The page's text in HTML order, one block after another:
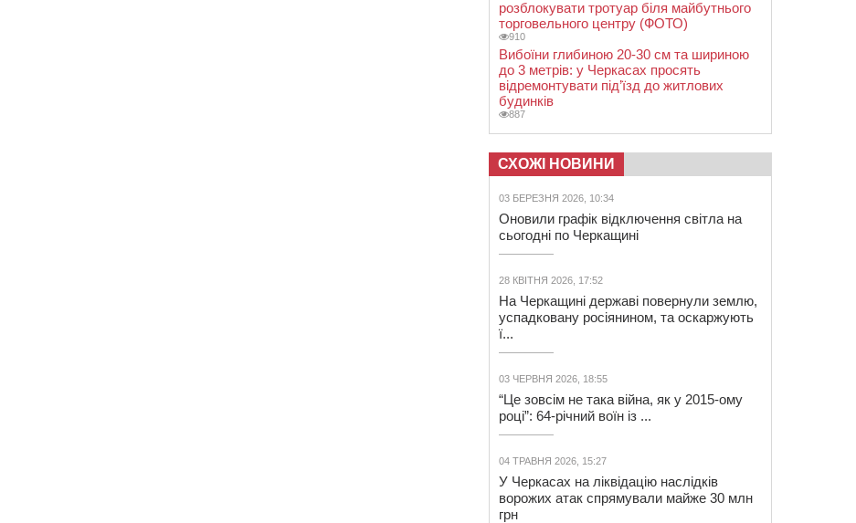
розблокувати тротуар біля майбутнього
торговельного центру (ФОТО)
910
Вибоїни глибиною 20-30 см та шириною
до 3 метрів: у Черкасах просять
відремонтувати під’їзд до житлових
будинків
887
СХОЖІ НОВИНИ
03 БЕРЕЗНЯ 2026, 10:34
Оновили графік відключення світла на
сьогодні по Черкащині
28 КВІТНЯ 2026, 17:52
На Черкащині державі повернули землю,
успадковану росіянином, та оскаржують
ї...
03 ЧЕРВНЯ 2026, 18:55
“Це зовсім не така війна, як у 2015-ому
році”: 64-річний воїн із ...
04 ТРАВНЯ 2026, 15:27
У Черкасах на ліквідацію наслідків
ворожих атак спрямували майже 30 млн
грн